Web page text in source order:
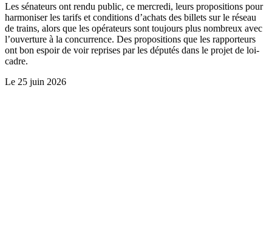
Les sénateurs ont rendu public, ce mercredi, leurs propositions pour
harmoniser les tarifs et conditions d’achats des billets sur le réseau
de trains, alors que les opérateurs sont toujours plus nombreux avec
l’ouverture à la concurrence. Des propositions que les rapporteurs
ont bon espoir de voir reprises par les députés dans le projet de loi-
cadre.
Le 25 juin 2026